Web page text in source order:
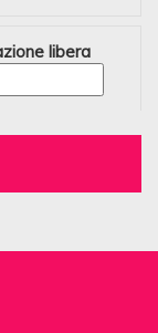
libera